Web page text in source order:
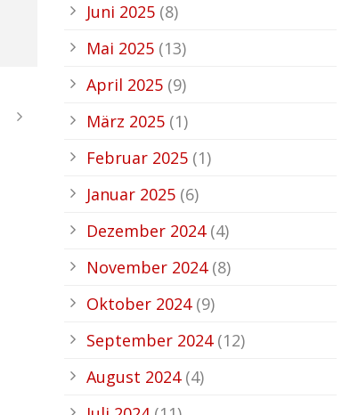
Juni 2025 (8)
Mai 2025 (13)
April 2025 (9)
März 2025 (1)
Februar 2025 (1)
Januar 2025 (6)
Dezember 2024(4)
November 2024(8)
Oktober 2024(9)
September 2024(12)
August 2024(4)